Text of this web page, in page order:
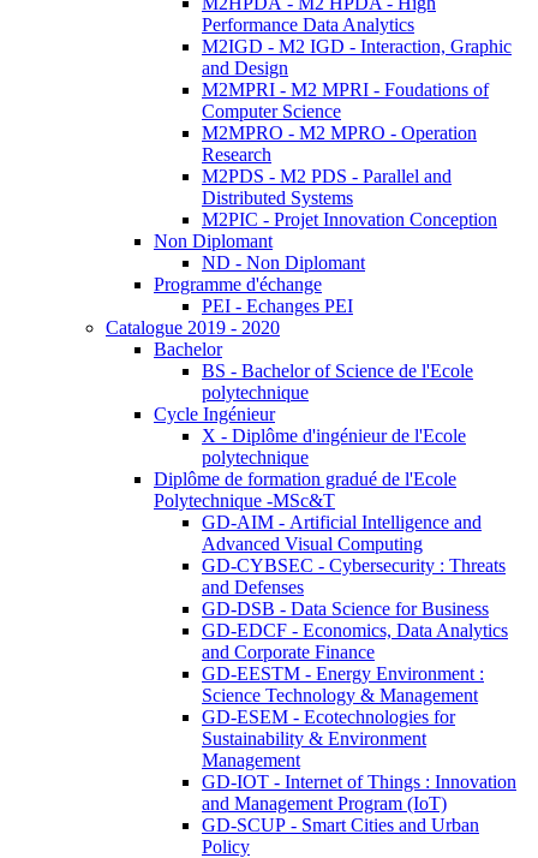
Performance Data Analytics
M2IGD - M2 IGD - Interaction, Graphic
and Design
M2MPRI - M2 MPRI - Foudations of
Computer Science
M2MPRO - M2 MPRO - Operation
Research
M2PDS - M2 PDS - Parallel and
Distributed Systems
M2PIC - Projet Innovation Conception
Non Diplomant
ND - Non Diplomant
Programme d'échange
PEI - Echanges PEI
Catalogue 2019 - 2020
Bachelor
BS - Bachelor of Science de l'Ecole
polytechnique
Cycle Ingénieur
X - Diplôme d'ingénieur de l'Ecole
polytechnique
Diplôme de formation gradué de l'Ecole
Polytechnique -MSc&T
GD-AIM - Artificial Intelligence and
Advanced Visual Computing
GD-CYBSEC - Cybersecurity : Threats
and Defenses
GD-DSB - Data Science for Business
GD-EDCF - Economics, Data Analytics
and Corporate Finance
GD-EESTM - Energy Environment :
Science Technology & Management
GD-ESEM - Ecotechnologies for
Sustainability & Environment
Management
GD-IOT - Internet of Things : Innovation
and Management Program (IoT)
GD-SCUP - Smart Cities and Urban
Policy